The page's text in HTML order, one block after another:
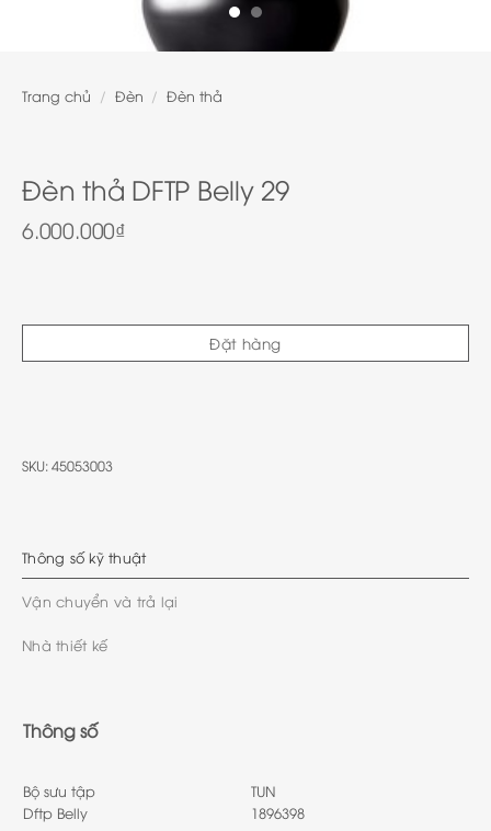
Trang chủ / Đèn / Đèn thả
Đèn thả DFTP Belly 29
6.000.000₫
Đặt hàng
SKU:45053003
Thông số kỹ thuật
Vận chuyển và trả lại
Nhà thiết kế
Thông số
Bộ sưu tập
Dftp Belly
TUN
1896398